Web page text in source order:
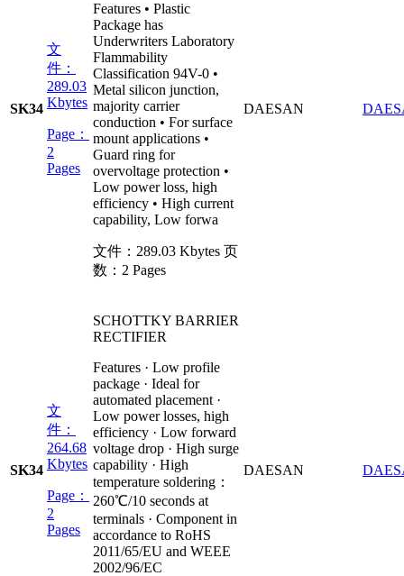
SK34
文
件：
289.03
Kbytes
Page：
2
Pages
Features • Plastic
Package has
Underwriters Laboratory
Flammability
Classification 94V-0 •
Metal silicon junction,
majority carrier
conduction • For surface
mount applications •
Guard ring for
overvoltage protection •
Low power loss, high
efficiency • High current
capability, Low forwa
文件： 289.03 Kbytes 页
数： 2 Pages
DAESAN
SK34
文
件：
264.68
Kbytes
Page：
2
Pages
SCHOTTKY BARRIER
RECTIFIER
Features · Low profile
package · Ideal for
automated placement ·
Low power losses, high
efficiency · Low forward
voltage drop · High surge
capability · High
temperature soldering：
260℃/10 seconds at
terminals · Component in
accordance to RoHS
2011/65/EU and WEEE
2002/96/EC
DAESAN